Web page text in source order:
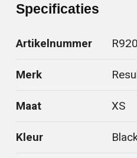
Specificaties
Artikelnummer
Merk
Maat XS
Kleur